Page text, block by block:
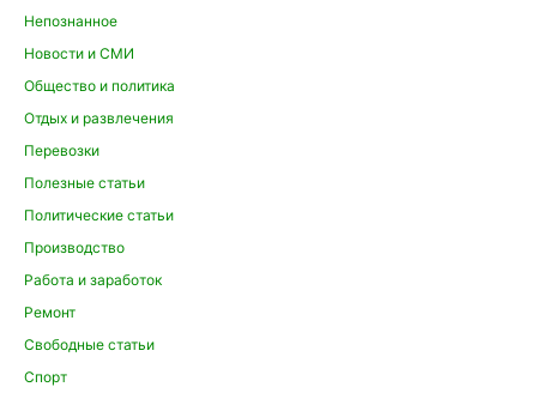
Непознанное
Новости и СМИ
Общество и политика
Отдых и развлечения
Перевозки
Полезные статьи
Политические статьи
Производство
Работа и заработок
Ремонт
Свободные статьи
Спорт